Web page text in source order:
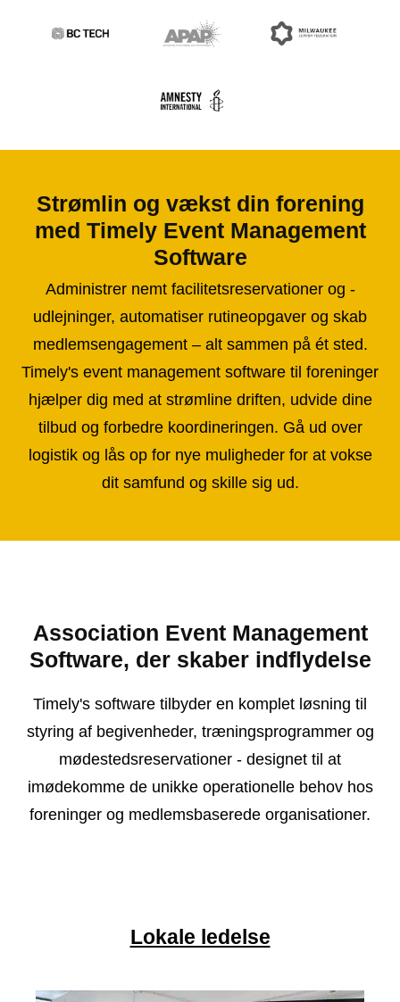
Strømlin og vækst din forening
med Timely Event Management
Software
Administrer nemt facilitetsreservationer og -
udlejninger, automatiser rutineopgaver og skab
medlemsengagement – ​​alt sammen på ét sted.
Timely's event management software til foreninger
hjælper dig med at strømline driften, udvide dine
tilbud og forbedre koordineringen. Gå ud over
logistik og lås op for nye muligheder for at vokse
dit samfund og skille sig ud.
Association Event Management
Software, der skaber indflydelse
Timely's software tilbyder en komplet løsning til
styring af begivenheder, træningsprogrammer og
mødestedsreservationer - designet til at
imødekomme de unikke operationelle behov hos
foreninger og medlemsbaserede organisationer.
Lokale ledelse